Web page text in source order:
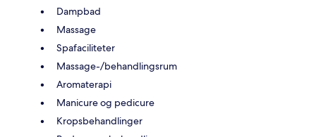
Dampbad
Massage
Spafaciliteter
Massage-/behandlingsrum
Aromaterapi
Manicure og pedicure
Kropsbehandlinger